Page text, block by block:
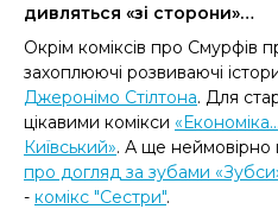
дивляться «зі сторони»…
Окрім коміксів про
захоплюючі розвиваючі
Джеронімо Стілтона. Для
цікавими комікси
Київський». А ще неймовірно
про догляд за зубами
- комікс "Сестри".